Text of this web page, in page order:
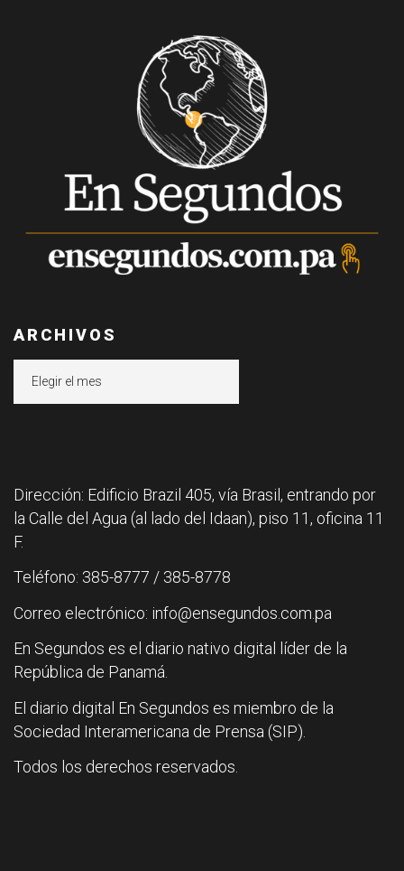
ARCHIVOS
Dirección: Edificio Brazil 405, vía Brasil, entrando por
la Calle del Agua (al lado del Idaan), piso 11, oficina 11
F.
Teléfono: 385-8777 / 385-8778
Correo electrónico: info@ensegundos.com.pa
En Segundos es el diario nativo digital líder de la
República de Panamá.
El diario digital En Segundos es miembro de la
Sociedad Interamericana de Prensa (SIP).
Todos los derechos reservados.